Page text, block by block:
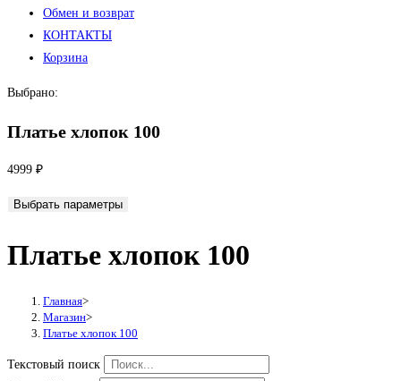
Обмен и возврат
КОНТАКТЫ
Корзина
Выбрано:
Платье хлопок 100
4999 ₽
Выбрать параметры
Платье хлопок 100
Главная>
Магазин>
Платье хлопок 100
Текстовый поиск